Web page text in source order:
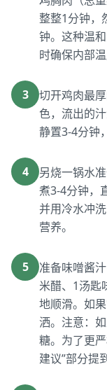
整整1分钟，
钟。这种温
时确保内部
3
切开鸡肉最
色，流出的
静置3-4分钟
4
另烧一锅水
煮3-4分钟，
并用冷水冲
营养。
5
准备味噌酱
米醋、1汤匙
地顺滑。如
洒。注意：
糖。为了更
建议”部分提